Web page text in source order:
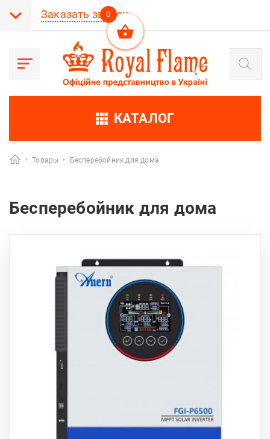
Заказать звонок
Поиск
товаров
КАТАЛОГ
• Товары • Бесперебойник для дома
Бесперебойник для дома
0